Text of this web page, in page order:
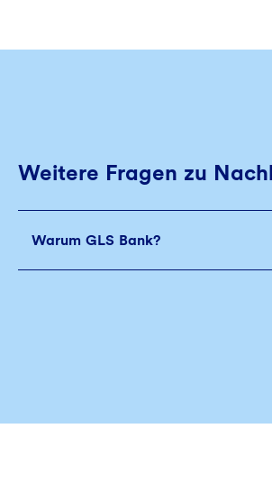
Weitere Fragen zu
Warum GLS Bank?